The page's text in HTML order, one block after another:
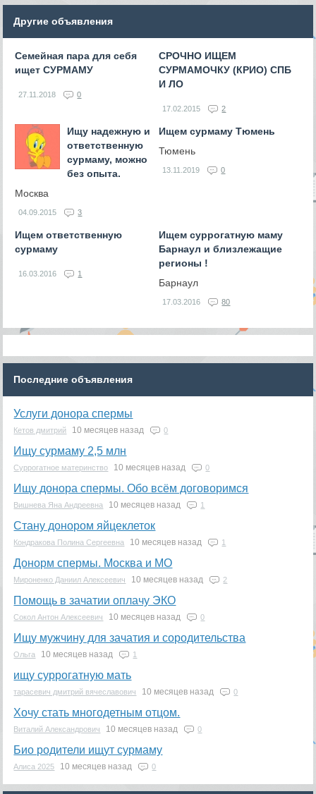
Другие объявления
Семейная пара для себя
ищет СУРМАМУ
27.11.2018 0
СРОЧНО ИЩЕМ
СУРМАМОЧКУ (КРИО) СПБ
И ЛО
17.02.2015 2
Ищу надежную и
ответственную
сурмаму, можно
без опыта.
Москва
04.09.2015 3
Ищем сурмаму Тюмень
Тюмень
13.11.2019 0
Ищем ответственную
сурмаму
16.03.2016 1
Ищем суррогатную маму
Барнаул и близлежащие
регионы !
Барнаул
17.03.2016 80
Последние объявления
Услуги донора спермы
Кетов дмитрий 10 месяцев назад 0
Ищу сурмаму 2,5 млн
Суррогатное материнство 10 месяцев назад 0
Ищу донора спермы. Обо всём договоримся
Вишнева Яна Андреевна 10 месяцев назад 1
Стану донором яйцеклеток
Кондракова Полина Сергеевна 10 месяцев назад 1
Донорм спермы. Москва и МО
Мироненко Даниил Алексеевич 10 месяцев назад 2
Помощь в зачатии оплачу ЭКО
Сокол Антон Алексеевич 10 месяцев назад 0
Ищу мужчину для зачатия и сородительства
Ольга 10 месяцев назад 1
ищу суррогатную мать
тарасевич дмитрий вячеславович 10 месяцев назад 0
Хочу стать многодетным отцом.
Виталий Александрович 10 месяцев назад 0
Био родители ищут сурмаму
Алиса 2025 10 месяцев назад 0